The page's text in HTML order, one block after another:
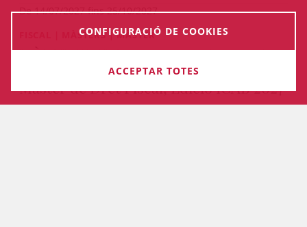
De 14/07/2027 fins 25/10/2027
FISCAL | MÀSTERS | MÀSTER
MÒDUL III: IMPOST DE SOCIETATS I
FISCALITAT DELS NO RESIDENTS del
Màster de Dret Fiscal, Edició ICAB 2027
CONFIGURACIÓ DE COOKIES
ACCEPTAR TOTES